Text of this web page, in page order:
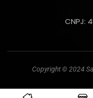
CNPJ:
Copyright © 2024